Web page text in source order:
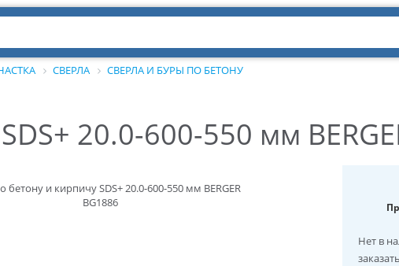
СВЕРЛА
СВЕРЛА И БУРЫ ПО БЕТОНУ
20.0-600-550 мм
Нет в